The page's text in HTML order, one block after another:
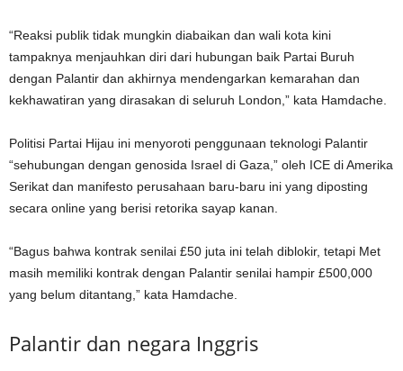
“Reaksi publik tidak mungkin diabaikan dan wali kota kini
tampaknya menjauhkan diri dari hubungan baik Partai Buruh
dengan Palantir dan akhirnya mendengarkan kemarahan dan
kekhawatiran yang dirasakan di seluruh London,” kata Hamdache.
Politisi Partai Hijau ini menyoroti penggunaan teknologi Palantir
“sehubungan dengan genosida Israel di Gaza,” oleh ICE di Amerika
Serikat dan manifesto perusahaan baru-baru ini yang diposting
secara online yang berisi retorika sayap kanan.
“Bagus bahwa kontrak senilai £50 juta ini telah diblokir, tetapi Met
masih memiliki kontrak dengan Palantir senilai hampir £500,000
yang belum ditantang,” kata Hamdache.
Palantir dan negara Inggris